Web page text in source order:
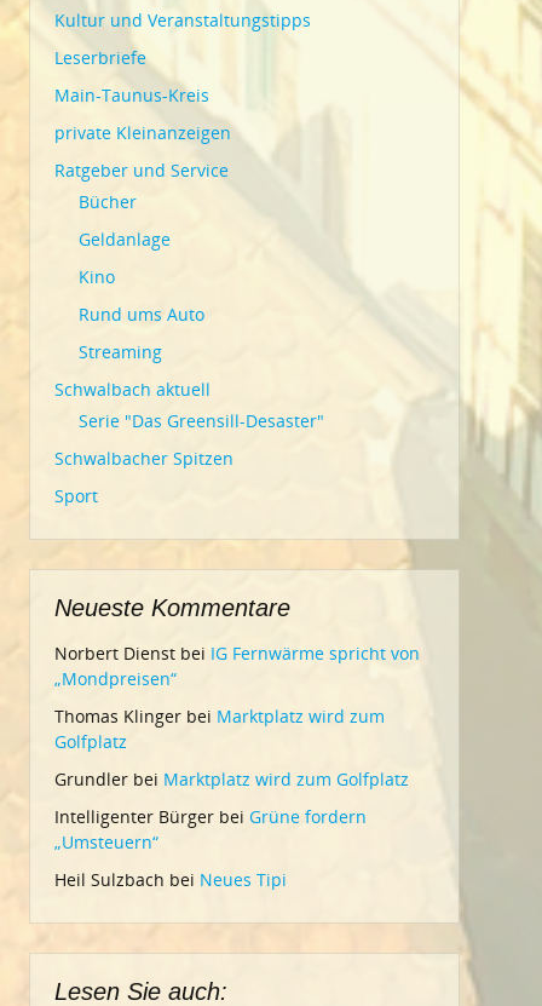
Kultur und Veranstaltungstipps
Leserbriefe
Main-Taunus-Kreis
private Kleinanzeigen
Ratgeber und Service
Bücher
Geldanlage
Kino
Rund ums Auto
Streaming
Schwalbach aktuell
Serie "Das Greensill-Desaster"
Schwalbacher Spitzen
Sport
Neueste Kommentare
Norbert Dienst bei IG Fernwärme spricht von
„Mondpreisen“
Thomas Klinger bei Marktplatz wird zum
Golfplatz
Grundler bei Marktplatz wird zum Golfplatz
Intelligenter Bürger bei Grüne fordern
„Umsteuern“
Heil Sulzbach bei Neues Tipi
Lesen Sie auch: